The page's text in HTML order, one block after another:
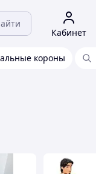
Кабинет
короны